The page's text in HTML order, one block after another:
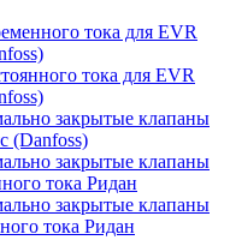
тока для EVR
тока для EVR
закрытые клапаны
(Danfoss)
закрытые клапаны
тока Ридан
закрытые клапаны
тока Ридан